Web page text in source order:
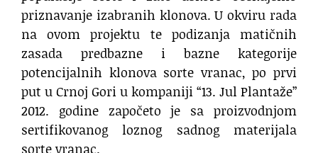
priznavanje izabranih klonova. U okviru rada
na ovom projektu te podizanja matičnih
zasada predbazne i bazne kategorije
potencijalnih klonova sorte vranac, po prvi
put u Crnoj Gori u kompaniji “13. Jul Plantaže”
2012. godine započeto je sa proizvodnjom
sertifikovanog loznog sadnog materijala
sorte vranac.